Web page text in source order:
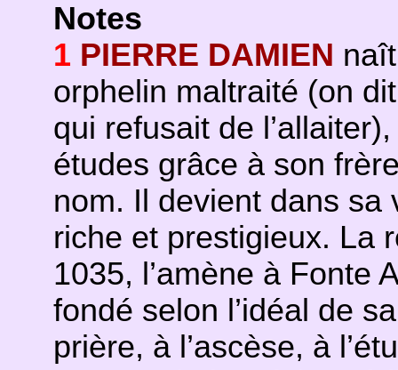
Notes
1 PIERRE DAMIEN
orphelin maltraité (on
qui refusait de
études grâce à son
nom. Il devient dans
riche et prestigieux. La
1035, l’amène à Fonte
fondé selon l’idéal de
prière, à l’ascèse, à